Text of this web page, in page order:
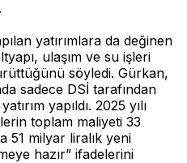
yatırımlara da değinen
ulaşım ve su işleri
söyledi. Gürkan,
sadece DSİ tarafından
yapıldı. 2025 yılı
toplam maliyeti 33
51 milyar liralık yeni
hazır” ifadelerini